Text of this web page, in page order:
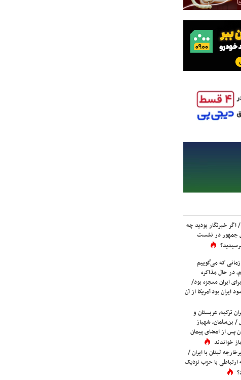
خبرنگار بودید چه
جمهور در نشست
که می‌گوییم
در حال مذاکره
ایران معجزه بود/
ایران بود آمریکا از آن
ترکیه، عربستان و
بن‌سلمان، شهباز
پس از امضای پیمان
خواندند
لبنان با ایران /
با حزب نزدیک